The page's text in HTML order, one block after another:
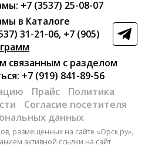
+7 (3537) 25-08-07
в Каталоге
31-21-06, +7 (905)
связанным с разделом
+7 (919) 841-89-56
Прайс
Политика
Согласие посетителя
данных
размещенных на сайте «Орск.ру»,
активной ссылки на сайт